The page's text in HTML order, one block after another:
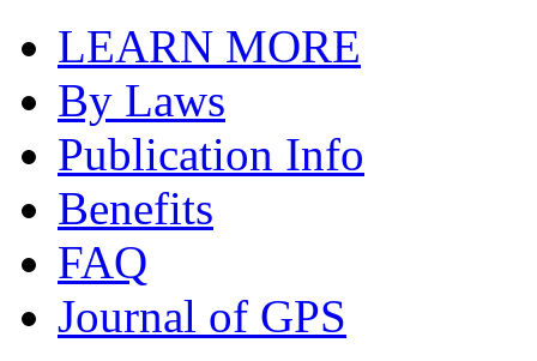
LEARN MORE
By Laws
Publication Info
Benefits
FAQ
Journal of GPS